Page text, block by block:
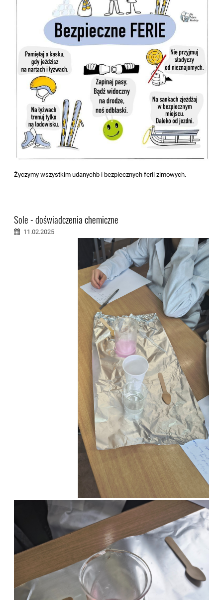
Życzymy wszystkim udanychb i bezpiecznych ferii zimowych.
Sole - doświadczenia chemiczne
11.02.2025